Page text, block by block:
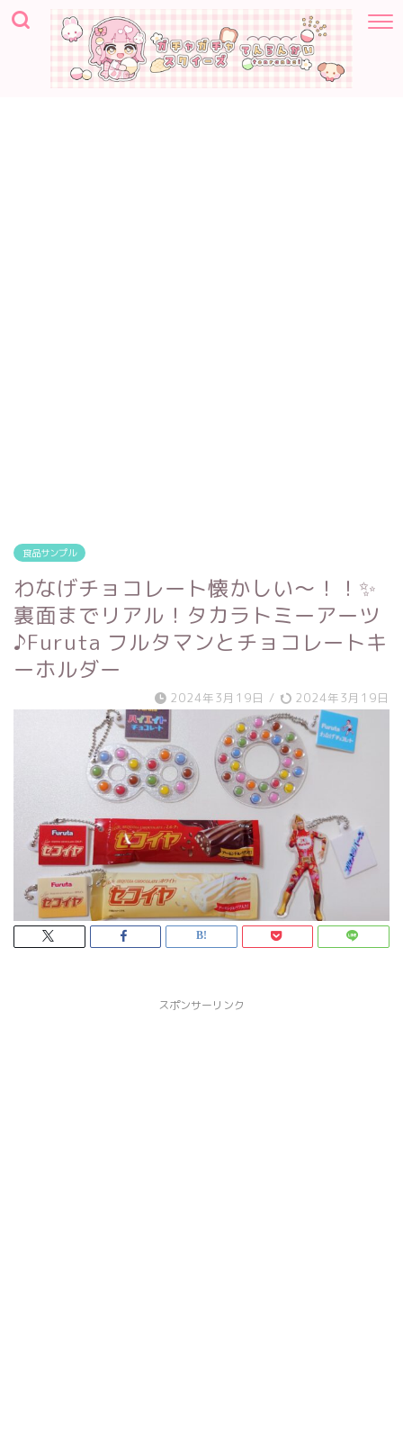
食品サンプル
わなげチョコレート懐かしい～！！✨
裏面までリアル！タカラトミーアーツ
♪Furuta フルタマンとチョコレートキ
ーホルダー
2024年3月19日 / 2024年3月19日
スポンサーリンク